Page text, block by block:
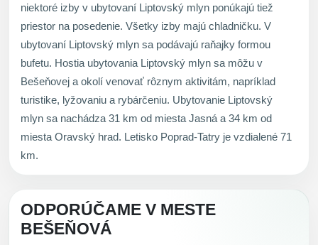
niektoré izby v ubytovaní Liptovský mlyn ponúkajú tiež
priestor na posedenie. Všetky izby majú chladničku. V
ubytovaní Liptovský mlyn sa podávajú raňajky formou
bufetu. Hostia ubytovania Liptovský mlyn sa môžu v
Bešeňovej a okolí venovať rôznym aktivitám, napríklad
turistike, lyžovaniu a rybárčeniu. Ubytovanie Liptovský
mlyn sa nachádza 31 km od miesta Jasná a 34 km od
miesta Oravský hrad. Letisko Poprad-Tatry je vzdialené 71
km.
ODPORÚČAME V MESTE
BEŠEŇOVÁ